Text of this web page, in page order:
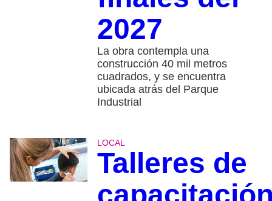
2027
La obra contempla una
construcción 40 mil metros
cuadrados, y se encuentra
ubicada atrás del Parque
Industrial
LOCAL
Talleres de